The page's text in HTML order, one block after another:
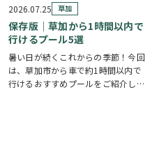
見て・触れて・参加しながらお弁当
の魅力を楽しめるイベントです。お
子さまから大人…
2026.07.25 草加
保存版｜草加から1時間以内で
行けるプール5選
暑い日が続くこれからの季節！今回
は、草加市から車で約1時間以内で
行けるおすすめプールをご紹介しま